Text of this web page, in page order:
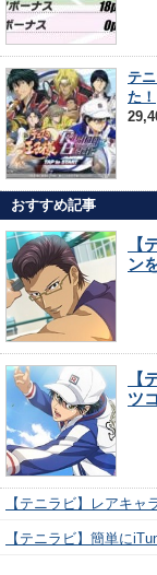
テ
た！
おすすめ記事
【
ン
【
ツ
【テニラビ】レアキャ
【テニラビ】簡単に